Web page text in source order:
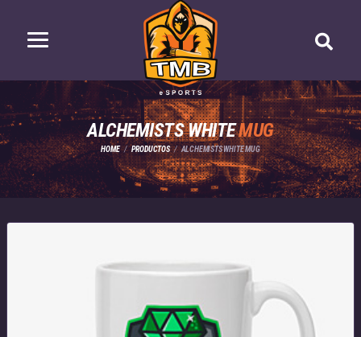
ALCHEMISTS WHITEMUG
HOME PRODUCTOS ALCHEMISTS WHITE MUG